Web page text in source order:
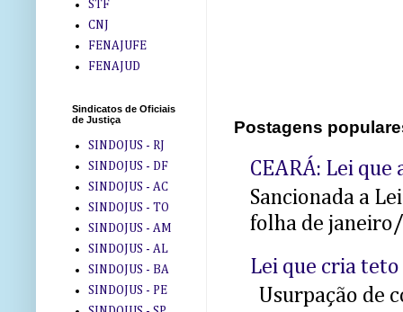
Postagens
CEARÁ: Lei
Sancionada a
folha de
Lei que cria
Usurpação de
STF
CNJ
FENAJUFE
FENAJUD
Sindicatos de Oficiais
de Justiça
SINDOJUS - RJ
SINDOJUS - DF
SINDOJUS - AC
SINDOJUS - TO
SINDOJUS - AM
SINDOJUS - AL
SINDOJUS - BA
SINDOJUS - PE